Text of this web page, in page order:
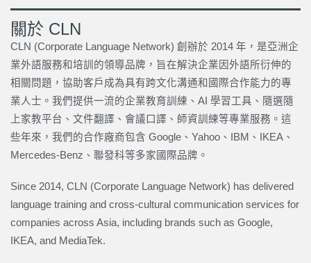
關於 CLN
CLN (Corporate Language Network) 創辦於 2014 年，是亞洲企
業外語服務和培訓的領導品牌，旨在解決企業因外語所衍伸的
相關問題，協助客戶成為具有跨文化溝通和國際合作能力的專
業人士。我們提供一流的企業教育訓練、AI 學習工具、隨選隨
上家教平台、文件翻譯、會議口譯、師資訓練等專業服務。這
些年來，我們的合作廠商包含 Google、Yahoo、IBM、IKEA、
Mercedes-Benz、聯發科等多家國際品牌。
Since 2014, CLN (Corporate Language Network) has delivered
language training and cross-cultural communication services for
companies across Asia, including brands such as Google,
IKEA, and MediaTek.